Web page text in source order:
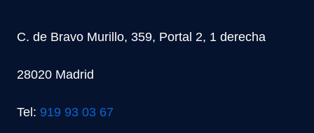
C. de Bravo Murillo, 359, Portal 2, 1 derecha
28020 Madrid
Tel: 919 93 03 67